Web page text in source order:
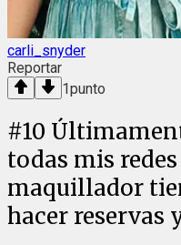
carli_snyder
Reportar
1punto
#10
todas mis
maquillador
hacer reservas